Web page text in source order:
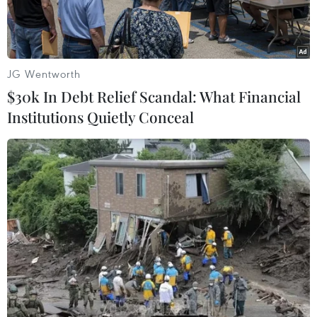
Một điểm tiêm chủng vaccine ngừa COVID-19 tại Kobe, Nhật
Bản, ngày 25/5/2021. (Ảnh: Kyodo/TTXVN)
Các thành viên của Tổ chức Thương mại Thế
giới (WTO) ngày 9/6 đã nhất trí khởi động các
cuộc đàm phán chính thức về một kế hoạch
nhằm tăng cường cung ứng vaccine ngừa
JG Wentworth
$30k In Debt Relief Scandal: What Financial
Institutions Quietly Conceal